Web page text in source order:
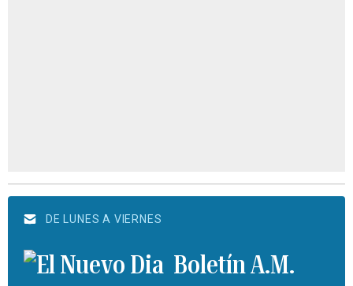
DE LUNES A VIERNES
Boletín A.M.